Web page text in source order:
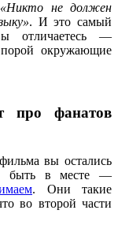
«Никто не должен
. И это самый
отличаетесь —
окружающие
про фанатов
вы остались
быть в месте —
. Они такие
во второй части